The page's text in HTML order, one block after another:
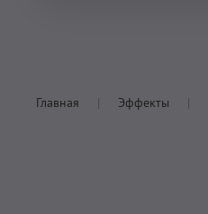
Главная Эффекты